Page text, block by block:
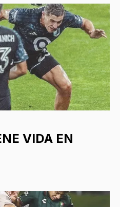
VIDA EN